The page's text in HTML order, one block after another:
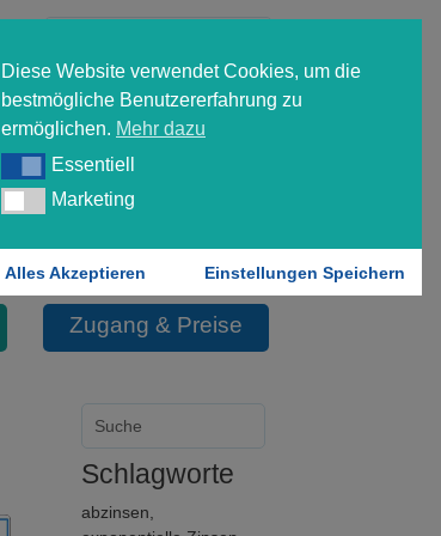
Diese Website verwendet Cookies, um die
bestmögliche Benutzererfahrung zu
ermöglichen. Mehr dazu
EssentiellEssentiell
MarketingMarketing
Alles Akzeptieren Einstellungen Speichern
Forgot your password?
Zugang & Preise
Schlagworte
abzinsen,